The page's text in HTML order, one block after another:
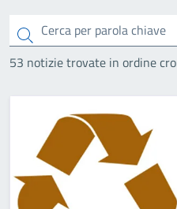
Cerca
53 notizie trovate in ordine